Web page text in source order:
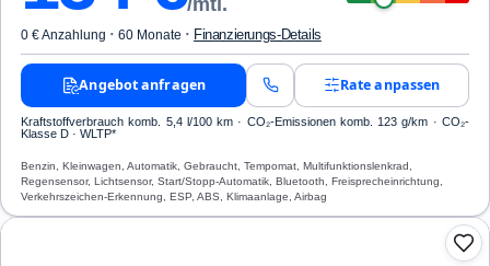
0 € Anzahlung · 60 Monate · Finanzierungs-Details
Angebot anfragen Rate anpassen
Kraftstoffverbrauch komb. 5,4 l/100 km · CO₂-Emissionen komb. 123 g/km · CO₂-
Klasse D · WLTP*
Benzin, Kleinwagen, Automatik, Gebraucht, Tempomat, Multifunktionslenkrad,
Regensensor, Lichtsensor, Start/Stopp-Automatik, Bluetooth, Freisprecheinrichtung,
Verkehrszeichen-Erkennung, ESP, ABS, Klimaanlage, Airbag